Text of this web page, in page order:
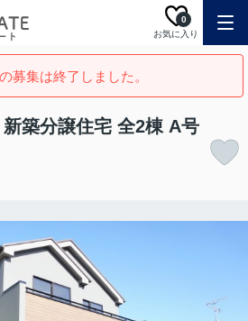
お気に入り
0
募集は終了しました。
築分譲住宅 全2棟 A号